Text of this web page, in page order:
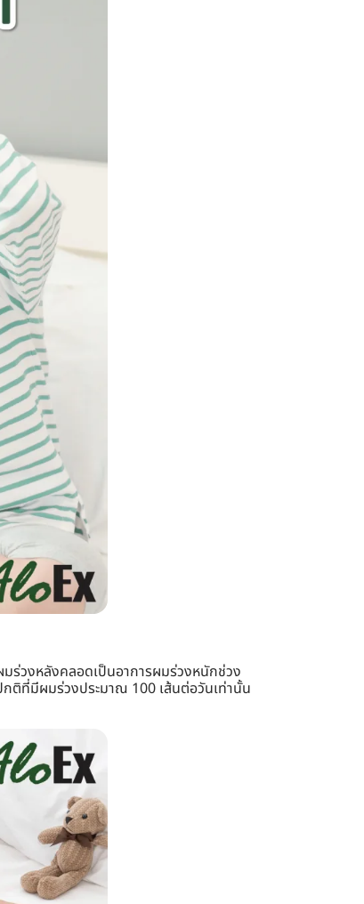
ร่วงหลังคลอดเป็นอาการผมร่วงหนักช่วง
ติที่มีผมร่วงประมาณ 100 เส้นต่อวันเท่านั้น